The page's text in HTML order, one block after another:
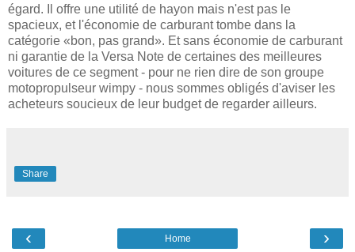
égard. Il offre une utilité de hayon mais n'est pas le
spacieux, et l'économie de carburant tombe dans la
catégorie «bon, pas grand». Et sans économie de carburant
ni garantie de la Versa Note de certaines des meilleures
voitures de ce segment - pour ne rien dire de son groupe
motopropulseur wimpy - nous sommes obligés d'aviser les
acheteurs soucieux de leur budget de regarder ailleurs.
Share
‹ ›
Home